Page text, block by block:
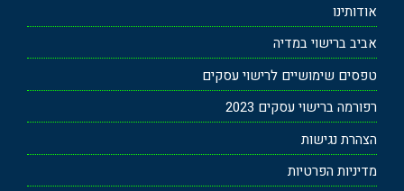
אודותינו
אביב ברישוי במדיה
טפסים שימושיים לרישוי עסקים
רפורמה ברישוי עסקים 2023
הצהרת נגישות
מדיניות הפרטיות